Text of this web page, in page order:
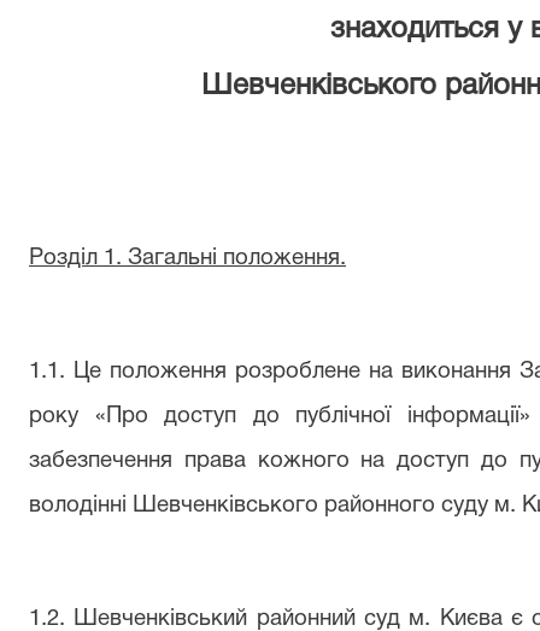
знаходиться у
Шевченківського
Розділ 1. Загальні положення.
1.1. Це положення розроблене на виконання
року «Про доступ до публічної
забезпечення права кожного на доступ до
володінні Шевченківського районного суду м.
1.2. Шевченківський районний суд м. Києва є